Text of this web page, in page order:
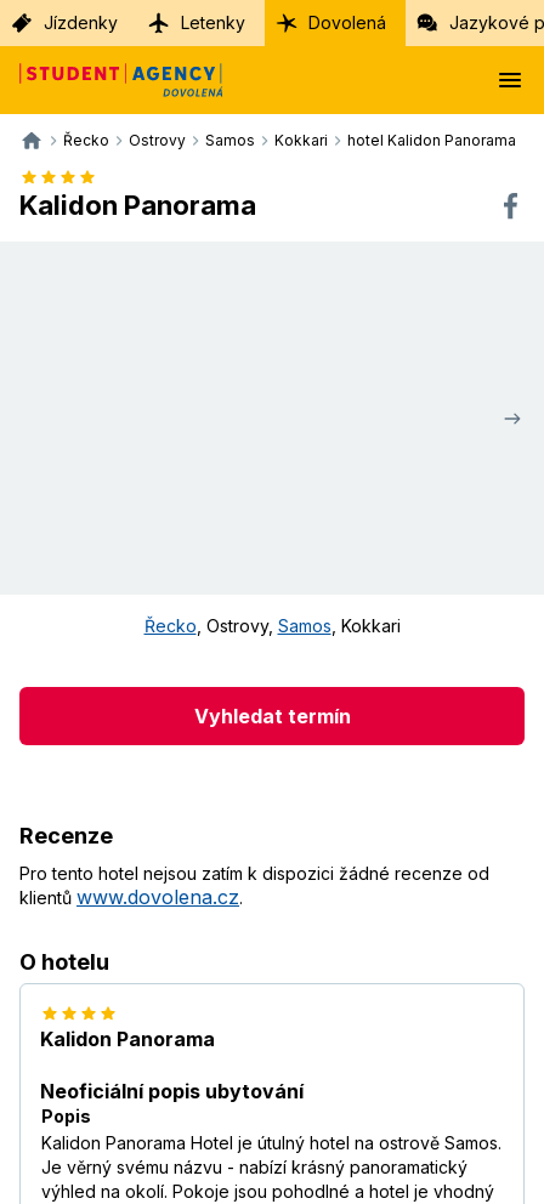
Jízdenky Letenky Dovolená Jazykové
Řecko Ostrovy Samos Kokkari hotel Kalidon Panorama
Kalidon Panorama
Řecko Ostrovy, Samos Kokkari
Vyhledat termín
Recenze
Pro tento hotel nejsou zatím k dispozici žádné recenze od
klientů www.dovolena.cz.
O hotelu
Kalidon Panorama
Neoficiální popis ubytování
Popis
Kalidon Panorama Hotel je útulný hotel na ostrově Samos.
Je věrný svému názvu - nabízí krásný panoramatický
výhled na okolí. Pokoje jsou pohodlné a hotel je vhodný